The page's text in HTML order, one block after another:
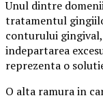
Unul dintre
tratamentul
conturului
indepartarea
reprezenta o
O alta ramura in